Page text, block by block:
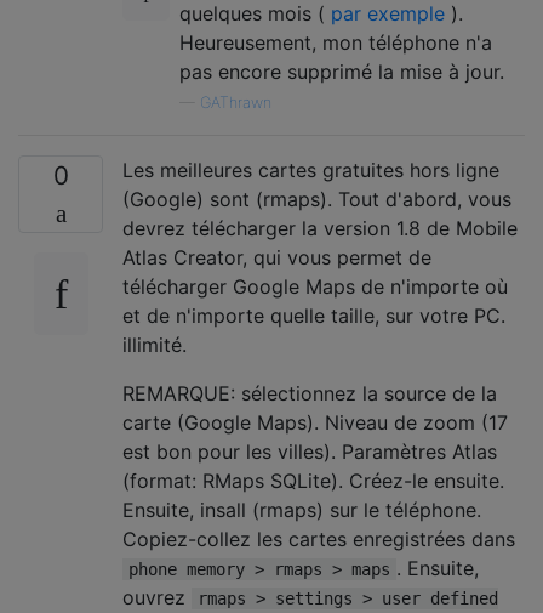
quelques mois ( par exemple ).
Heureusement, mon téléphone n'a
pas encore supprimé la mise à jour.
GAThrawn
0
Les meilleures cartes gratuites hors ligne
(Google) sont (rmaps). Tout d'abord, vous
devrez télécharger la version 1.8 de Mobile
Atlas Creator, qui vous permet de
télécharger Google Maps de n'importe où
et de n'importe quelle taille, sur votre PC.
illimité.
REMARQUE: sélectionnez la source de la
carte (Google Maps). Niveau de zoom (17
est bon pour les villes). Paramètres Atlas
(format: RMaps SQLite). Créez-le ensuite.
Ensuite, insall (rmaps) sur le téléphone.
Copiez-collez les cartes enregistrées dans
phone memory > rmaps > maps . Ensuite,
ouvrez
rmaps > settings > user defined